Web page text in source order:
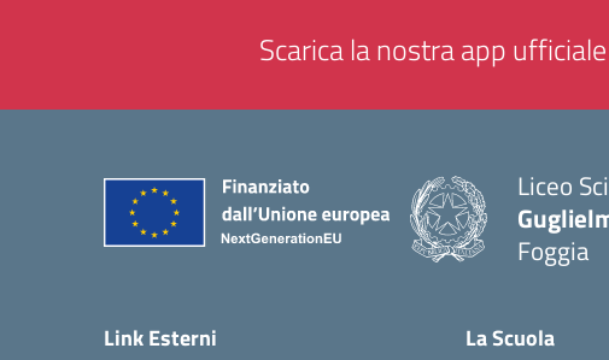
Scarica la nostra app
Liceo
Foggia
Link Esterni La Scuola